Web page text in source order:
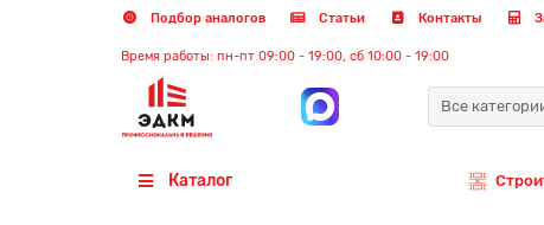
Подбор аналогов Статьи Контакты
Время работы: пн-пт 09:00 - 19:00, сб 10:00 - 19:00
Все
Каталог